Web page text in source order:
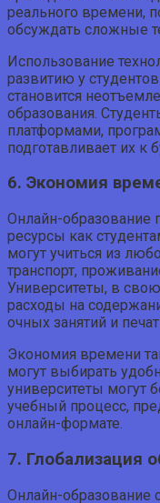
реального времени,
обсуждать сложные
Использование
развитию у
становится
образования.
платформами,
подготавливает их к
6. Экономия
Онлайн-образование
ресурсы как
могут учиться из
транспорт,
Университеты, в
расходы на
очных занятий и
Экономия времени
могут выбирать
университеты могут
учебный процесс,
онлайн-формате.
7. Глобализация
Онлайн-образование